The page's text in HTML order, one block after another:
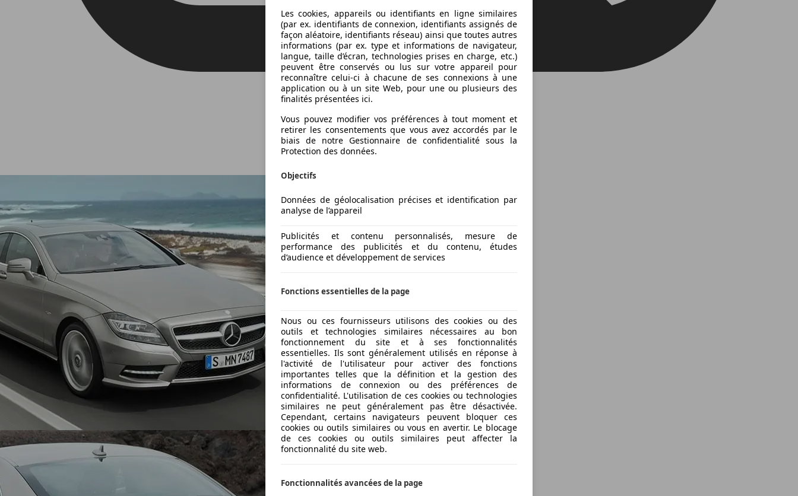
Les cookies, appareils ou identifiants en ligne similaires
(par ex. identifiants de connexion, identifiants assignés de
façon aléatoire, identifiants réseau) ainsi que toutes autres
informations (par ex. type et informations de navigateur,
langue, taille d’écran, technologies prises en charge, etc.)
peuvent être conservés ou lus sur votre appareil pour
reconnaître celui-ci à chacune de ses connexions à une
application ou à un site Web, pour une ou plusieurs des
finalités présentées ici.
Vous pouvez modifier vos préférences à tout moment et
retirer les consentements que vous avez accordés par le
biais de notre Gestionnaire de confidentialité sous la
Protection des données.
Objectifs
Données de géolocalisation précises et identification par
analyse de l’appareil
Publicités et contenu personnalisés, mesure de
performance des publicités et du contenu, études
d’audience et développement de services
Fonctions essentielles de la page
Nous ou ces fournisseurs utilisons des cookies ou des
outils et technologies similaires nécessaires au bon
fonctionnement du site et à ses fonctionnalités
essentielles. Ils sont généralement utilisés en réponse à
l'activité de l'utilisateur pour activer des fonctions
importantes telles que la définition et la gestion des
informations de connexion ou des préférences de
confidentialité. L'utilisation de ces cookies ou technologies
similaires ne peut généralement pas être désactivée.
Cependant, certains navigateurs peuvent bloquer ces
cookies ou outils similaires ou vous en avertir. Le blocage
de ces cookies ou outils similaires peut affecter la
fonctionnalité du site web.
Fonctionnalités avancées de la page